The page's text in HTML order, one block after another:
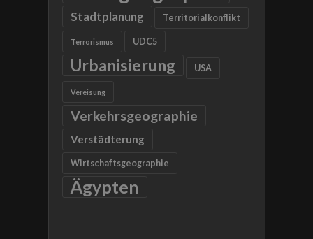
Stadtplanung Territorialkonflikt
Terrorismus UDC5
Urbanisierung USA
Vereisung
Verkehrsgeographie
Verstädterung
Wirtschaftsgeographie
Ägypten